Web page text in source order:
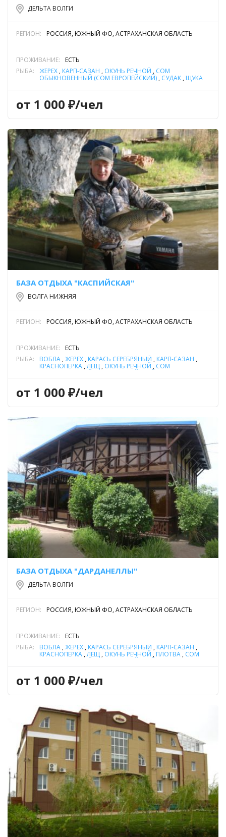
ДЕЛЬТА ВОЛГИ
РЕГИОН: РОССИЯ, ЮЖНЫЙ ФО, АСТРАХАНСКАЯ ОБЛАСТЬ
ПРОЖИВАНИЕ:
ЕСТЬ
РЫБА:
ЖЕРЕХ , КАРП-САЗАН , ОКУНЬ РЕЧНОЙ , СОМ
ОБЫКНОВЕННЫЙ (СОМ ЕВРОПЕЙСКИЙ) , СУДАК , ЩУКА
от 1 000 ₽/чел
БАЗА ОТДЫХА "КАСПИЙСКАЯ"
ВОЛГА НИЖНЯЯ
РЕГИОН: РОССИЯ, ЮЖНЫЙ ФО, АСТРАХАНСКАЯ ОБЛАСТЬ
ПРОЖИВАНИЕ:
ЕСТЬ
РЫБА:
ВОБЛА ,ЖЕРЕХ , КАРАСЬ СЕРЕБРЯНЫЙ , КАРП-САЗАН ,
КРАСНОПЕРКА ,ЛЕЩ , ОКУНЬ РЕЧНОЙ , СОМ
от 1 000 ₽/чел
БАЗА ОТДЫХА "ДАРДАНЕЛЛЫ"
ДЕЛЬТА ВОЛГИ
РЕГИОН: РОССИЯ, ЮЖНЫЙ ФО, АСТРАХАНСКАЯ ОБЛАСТЬ
ПРОЖИВАНИЕ:
ЕСТЬ
РЫБА:
ВОБЛА ,ЖЕРЕХ , КАРАСЬ СЕРЕБРЯНЫЙ , КАРП-САЗАН ,
КРАСНОПЕРКА ,ЛЕЩ , ОКУНЬ РЕЧНОЙ , ПЛОТВА , СОМ
от 1 000 ₽/чел